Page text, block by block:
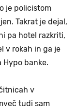
je policistom
Takrat je dejal,
pa hotel razkriti,
v rokah in ga je
Hypo banke.
v
tudi sam